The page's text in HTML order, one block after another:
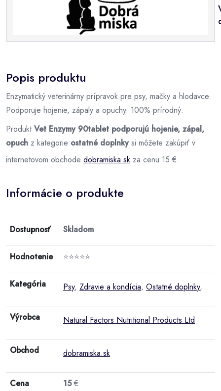
Popis produktu
Enzymatický veterinárny prípravok pre psy, mačky a hlodavce.
Podporuje hojenie, zápaly a opuchy. 100% prírodný.
ProduktVet Enzymy 90tablet podporujú hojenie, zápal,
opuch z kategorie ostatné doplnkysi môžete zakúpiť v
internetovom obchode dobramiska.sk za cenu 15 €.
Informácie o produkte
Dostupnosť Skladom
Hodnotenie ⭐⭐⭐⭐⭐
Kategória Psy, Zdravie a kondícia, Ostatné doplnky,
Výrobca Natural Factors Nutritional Products Ltd
Obchod dobramiska.sk
Cena 15€